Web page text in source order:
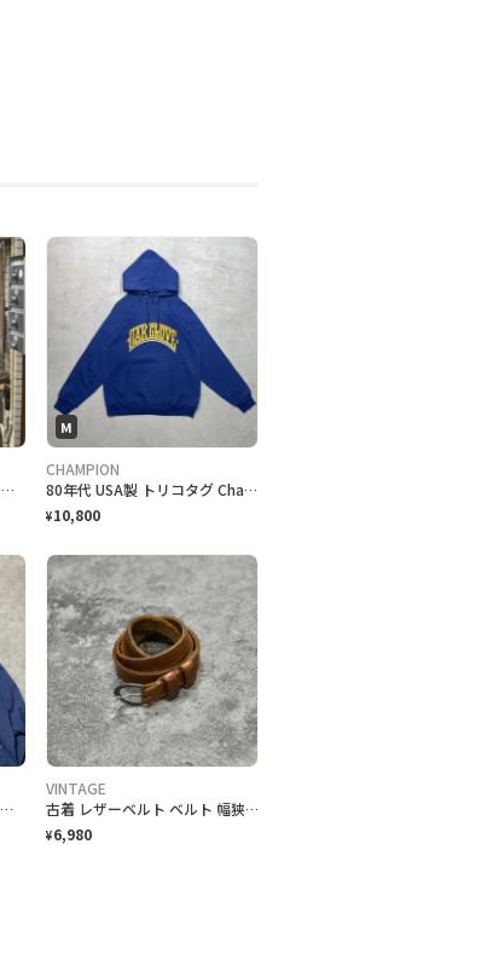
古着 ホワイト 白 ニットポロ ポロシャツ 半袖ポロシャツ プルオーバー
M
CHAMPION
80年代 USA製 トリコタグ Champion チャンピオン OAK GROVE カレッジプリント スウェットパーカー メンズM相当 古着 80s ヴィンテージ VINTAGE 紺色
¥10,800
90s ナイキ スウォッシュ 刺繍ワンポイント ハーフボタン アノラックパーカー
VINTAGE
古着 レザーベルト ベルト 幅狭 ブラウン 茶色 本革 アクセサリー 小物
¥6,980